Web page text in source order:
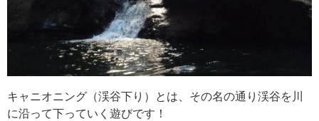
キャニオニング（渓谷下り）とは、その名の通り渓谷を川
に沿って下っていく遊びです！